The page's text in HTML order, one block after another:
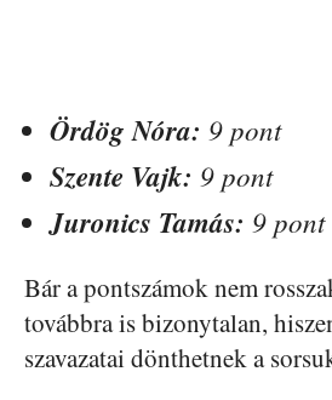
Ördög Nóra: 9 pont
Szente Vajk: 9 pont
Juronics Tamás: 9 pont
Bár a pontszámok nem
továbbra is bizonytalan,
szavazatai dönthetnek a